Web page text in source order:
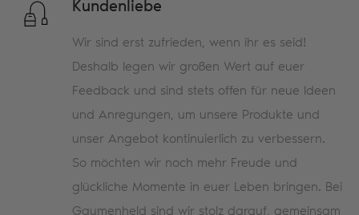
Kundenliebe
Wir sind erst zufrieden, wenn ihr es seid!
Deshalb legen wir großen Wert auf euer
Feedback und sind stets offen für neue Ideen
und Anregungen, um unsere Produkte und
unser Angebot kontinuierlich zu verbessern.
So möchten wir noch mehr Freude und
glückliche Momente in euer Leben bringen. Bei
Gaumenheld sind wir stolz darauf, gemeinsam